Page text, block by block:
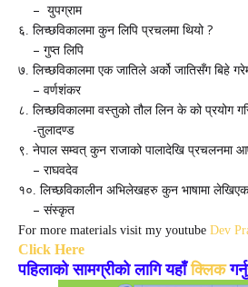
– युपग्राम
६. लिच्छविकालमा कुन लिपि प्रचलमा थियो ?
– गुप्‍त लिपि
७. लिच्छविकालमा एक जातिले अर्को जातिसँग बिहे
– वर्णशंकर
८. लिच्छविकालमा वस्तुको तौल लिन के को प्रयोग
-तुलादण्ड
९. नेपाल सम्वत् कुन राजाको पालादेखि प्रचलनमा
– राघवदेव
१०. लिच्छविकालीन अभिलेखहरु कुन भाषामा
– संस्कृत
For more materials visit my youtube Dev
Click Here
पहिलाको सामग्रीको लागि यहाँक्लिक